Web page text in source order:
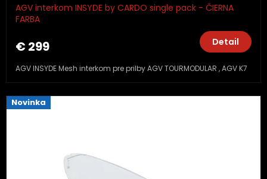
AGV interkom INSYDE by CARDO single pack - ČIERNA
FARBA
€ 299 Detail
AGV INSYDE Mesh interkom pre prilby AGV TOURMODULAR , AGV K7
Novinka